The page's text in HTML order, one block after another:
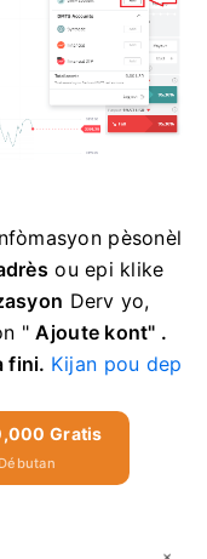
pèsonèl
ouepi klike
Derv yo,
"Ajoute kont" .
fini. Kijan pou dep
Gratis